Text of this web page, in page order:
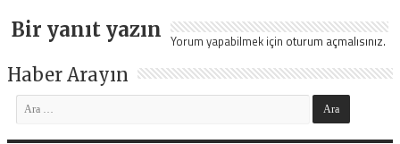
Bir yanıt yazın Yorum yapabilmek için oturum açmalısınız.
Haber Arayın